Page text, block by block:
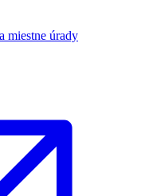
miestne úrady